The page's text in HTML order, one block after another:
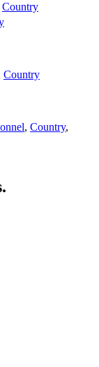
Country
Country
, Country,